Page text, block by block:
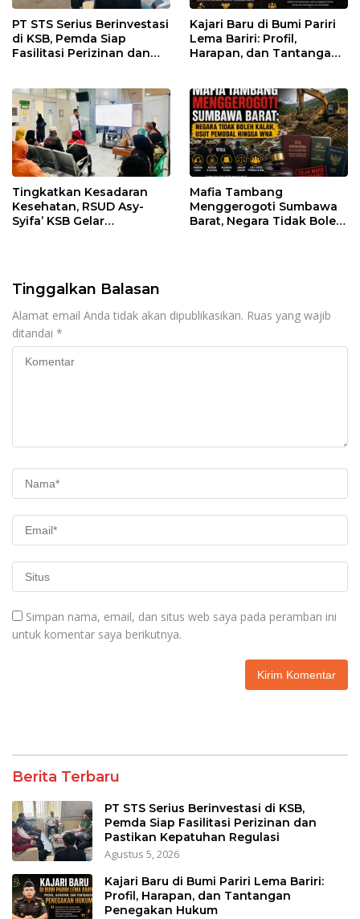
PT STS Serius Berinvestasi
di KSB, Pemda Siap
Fasilitasi Perizinan dan
Kajari Baru di Bumi Pariri
Lema Bariri: Profil,
Harapan, dan Tantangan
Tingkatkan Kesadaran
Kesehatan, RSUD Asy-
Syifa’ KSB Gelar
Mafia Tambang
Menggerogoti Sumbawa
Barat, Negara Tidak Boleh
Tinggalkan Balasan
Alamat email Anda tidak akan dipublikasikan. Ruas yang wajib
ditandai *
Simpan nama, email, dan situs web saya pada peramban ini
untuk komentar saya berikutnya.
Berita Terbaru
PT STS Serius Berinvestasi di KSB,
Pemda Siap Fasilitasi Perizinan dan
Pastikan Kepatuhan Regulasi
Agustus 5, 2026
Kajari Baru di Bumi Pariri Lema Bariri:
Profil, Harapan, dan Tantangan
Penegakan Hukum